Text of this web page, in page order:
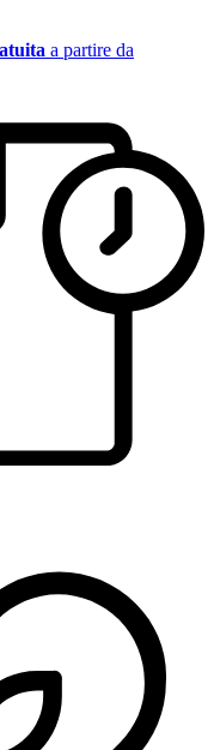
a partire da